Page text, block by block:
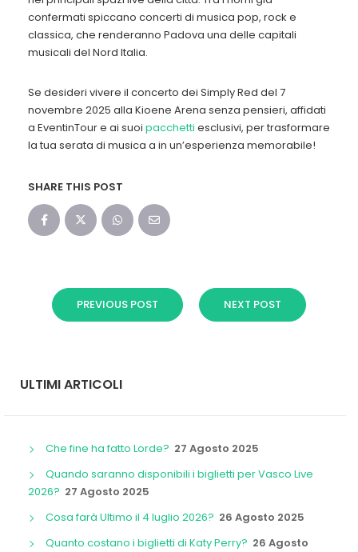
confermati spiccano concerti di musica pop, rock e
classica, che renderanno Padova una delle capitali
musicali del Nord Italia.
Se desideri vivere il concerto dei Simply Red del 7
novembre 2025 alla Kioene Arena senza pensieri, affidati
a EventinTour e ai suoi pacchetti esclusivi, per trasformare
la tua serata di musica a in un’esperienza memorabile!
SHARE THIS POST
PREVIOUS POST NEXT POST
ULTIMI ARTICOLI
Che fine ha fatto Lorde? 27 Agosto 2025
Quando saranno disponibili i biglietti per Vasco Live
2026? 27 Agosto 2025
Cosa farà Ultimo il 4 luglio 2026? 26 Agosto 2025
Quanto costano i biglietti di Katy Perry? 26 Agosto